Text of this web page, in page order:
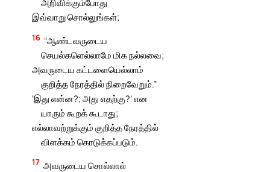
அறிவிக்கும்போது
இவ்வாறு சொல்லுங்கள்;
16 “ஆண்டவருடைய
செயல்களெல்லாமே மிக நல்லவை;
அவருடைய கட்டளையெல்லாம்
குறித்த நேரத்தில் நிறைவேறும்.”
‘இது என்ன?; அது எதற்கு?’ என
யாரும் கூறக் கூடாது;
எல்லாவற்றுக்கும் குறித்த நேரத்தில்
விளக்கம் கொடுக்கப்படும்.
17 அவருடைய சொல்லால்